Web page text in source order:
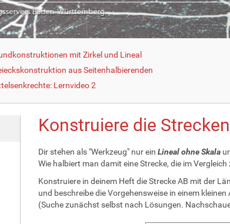
mit Zirkel und Lineal
aus Seitenhalbierenden
Lernvideo 2
Konstruiere die
Dir stehen als "Werkzeug" nur ein Lineal ohne Skala
Wie halbiert man damit eine Strecke, die im
Konstruiere in deinem Heft die Strecke AB mit der
und beschreibe die Vorgehensweise in einem
(Suche zunächst selbst nach Lösungen.